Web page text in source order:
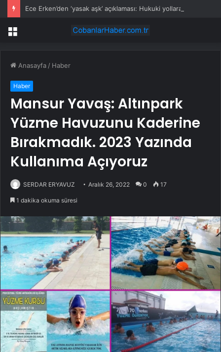
Menü
Anasayfa / Haber
Haber
Mansur Yavaş: Altınpark
Yüzme Havuzunu Kaderine
Bırakmadık. 2023 Yazında
Kullanıma Açıyoruz
SERDAR ERYAVUZ Aralık 26, 2022 0 17
1 dakika okuma süresi